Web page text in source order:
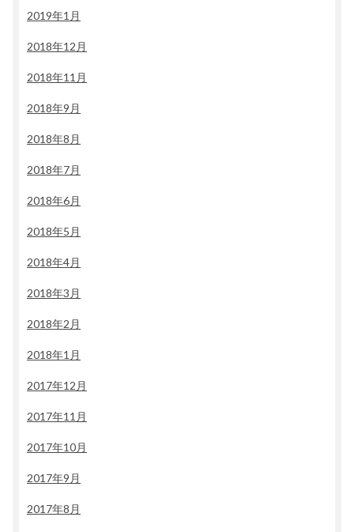
2019年1月
2018年12月
2018年11月
2018年9月
2018年8月
2018年7月
2018年6月
2018年5月
2018年4月
2018年3月
2018年2月
2018年1月
2017年12月
2017年11月
2017年10月
2017年9月
2017年8月